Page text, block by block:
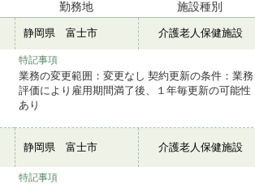
勤務地 施設種別
静岡県 富士市 介護老人保健施設
特記事項
業務の変更範囲：変更なし 契約更新の条件：業務
評価により雇用期間満了後、１年毎更新の可能性
あり
静岡県 富士市 介護老人保健施設
特記事項